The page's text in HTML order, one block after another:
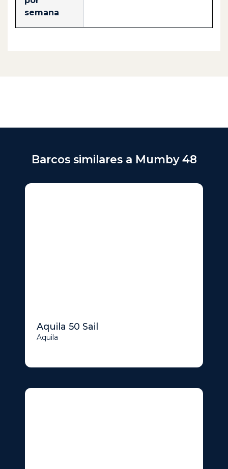
semana
Barcos similares a Mumby 48
Aquila 50 Sail
Aquila